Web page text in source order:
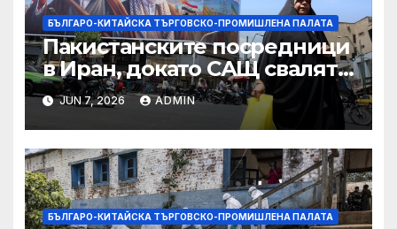
БЪЛГАРО-КИТАЙСКА ТЪРГОВСКО-ПРОМИШЛЕНА ПАЛАТА
Пакистанските посредници
в Иран, докато САЩ свалят
дронове, Ливан търси мир
JUN 7, 2026 ADMIN
БЪЛГАРО-КИТАЙСКА ТЪРГОВСКО-ПРОМИШЛЕНА ПАЛАТА